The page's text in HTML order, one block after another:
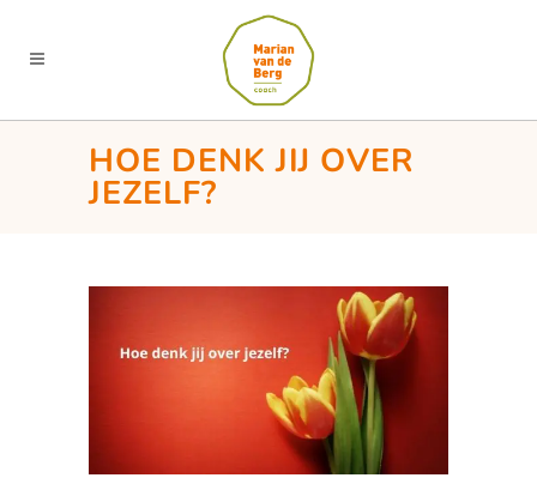
HOE DENK JIJ OVER
JEZELF?